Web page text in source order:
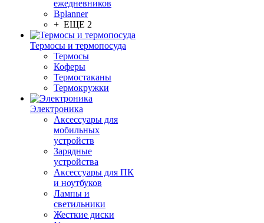
ежедневников
Bplanner
+ ЕЩЕ 2
Термосы и термопосуда
Термосы
Коферы
Термостаканы
Термокружки
Электроника
Аксессуары для
мобильных
устройств
Зарядные
устройства
Аксессуары для ПК
и ноутбуков
Лампы и
светильники
Жесткие диски